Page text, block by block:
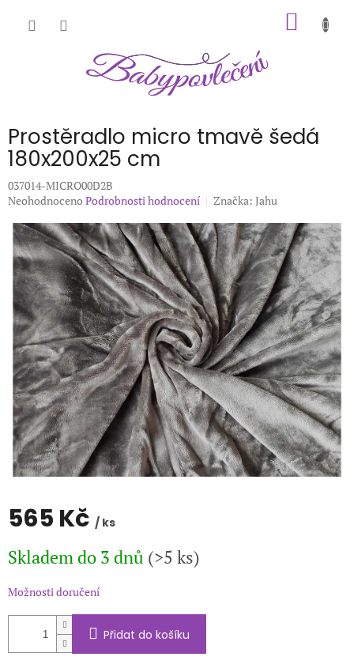
Prostěradlo micro tmavě šedá
180x200x25 cm
037014-MICRO00D2B
Průměrné
produktu
je
0,0
hvězdiček.
Neohodnoceno Podrobnosti hodnocení Značka: Jahu
565 Kč / ks
cena:
Skladem do 3 dnů (>5 ks)
Možnosti doručení
Přidat do košíku